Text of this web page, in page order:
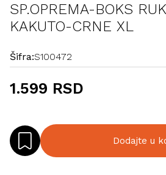
SP.OPREMA-BOKS
KAKUTO-CRNE XL
Šifra:S100472
1.599 RSD
Dodajte u